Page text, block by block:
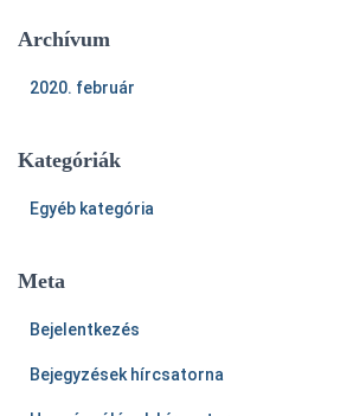
Archívum
2020. február
Kategóriák
Egyéb kategória
Meta
Bejelentkezés
Bejegyzések hírcsatorna